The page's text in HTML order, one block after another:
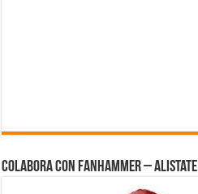
Colabora con FanHammer – Alistate